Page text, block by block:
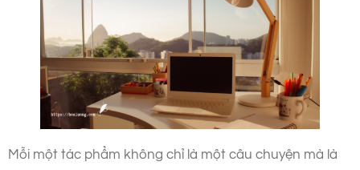
Mỗi một tác phẩm không chỉ là một câu chuyện mà là